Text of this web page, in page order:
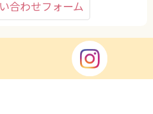
合わせフォーム